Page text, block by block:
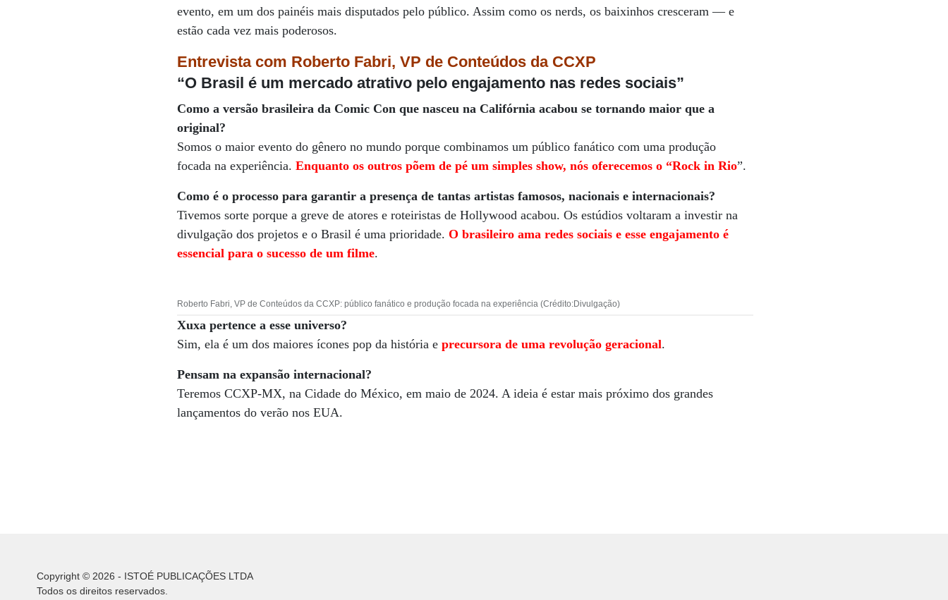
evento, em um dos painéis mais disputados pelo público. Assim como os nerds, os baixinhos cresceram — e
estão cada vez mais poderosos.
Entrevista com Roberto Fabri, VP de Conteúdos da CCXP
“O Brasil é um mercado atrativo pelo engajamento nas redes sociais”
Como a versão brasileira da Comic Con que nasceu na Califórnia acabou se tornando maior que a
original?
Somos o maior evento do gênero no mundo porque combinamos um público fanático com uma produção
focada na experiência.Enquanto os outros põem de pé um simples show, nós oferecemos o “Rock in Rio”.
Como é o processo para garantir a presença de tantas artistas famosos, nacionais e internacionais?
Tivemos sorte porque a greve de atores e roteiristas de Hollywood acabou. Os estúdios voltaram a investir na
divulgação dos projetos e o Brasil é uma prioridade.O brasileiro ama redes sociais e esse engajamento é
essencial para o sucesso de um filme.
Roberto Fabri, VP de Conteúdos da CCXP: público fanático e produção focada na experiência (Crédito:Divulgação)
Xuxa pertence a esse universo?
Sim, ela é um dos maiores ícones pop da história e precursora de uma revolução geracional.
Pensam na expansão internacional?
Teremos CCXP-MX, na Cidade do México, em maio de 2024. A ideia é estar mais próximo dos grandes
lançamentos do verão nos EUA.
Copyright © 2026 - ISTOÉ PUBLICAÇÕES LTDA
Todos os direitos reservados.